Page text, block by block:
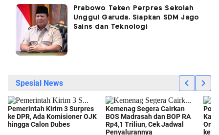
Prabowo Teken Perpres Sekolah
Unggul Garuda, Siapkan SDM Jago
Sains dan Teknologi